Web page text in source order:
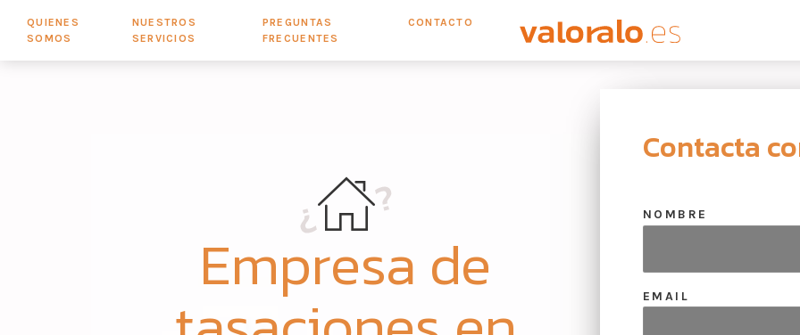
QUIENES
SOMOS
NUESTROS
SERVICIOS
PREGUNTAS
FRECUENTES
CONTACTO
Empresa de
Contacta
NOMBRE
EMAIL